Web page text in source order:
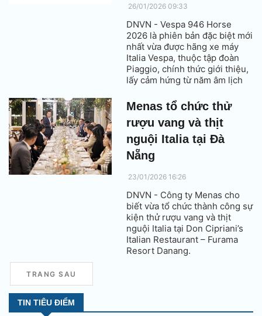
26/01/2026 09:33
DNVN - Vespa 946 Horse
2026 là phiên bản đặc biệt mới
nhất vừa được hãng xe máy
Italia Vespa, thuộc tập đoàn
Piaggio, chính thức giới thiệu,
lấy cảm hứng từ năm âm lịch
Menas tổ chức thử
rượu vang và thịt
nguội Italia tại Đà
Nẵng
23/01/2026 16:26
DNVN - Công ty Menas cho
biết vừa tổ chức thành công sự
kiện thử rượu vang và thịt
nguội Italia tại Don Cipriani’s
Italian Restaurant – Furama
Resort Danang.
TRANG SAU
TIN TIÊU ĐIỂM